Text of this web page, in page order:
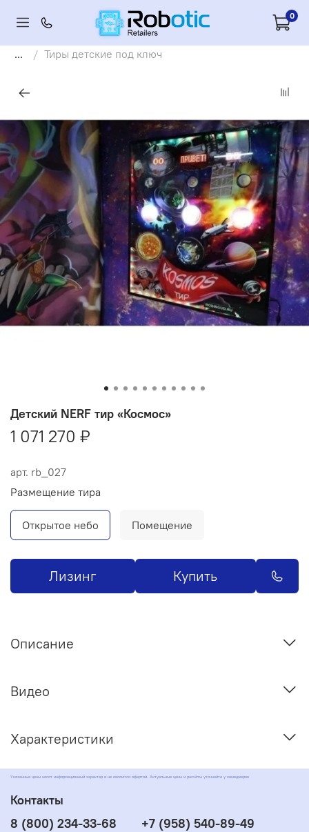
0
... Тиры детские под ключ
арт. rb_027
Детский NERF тир «Космос»
1 071 270 ₽
Лизинг Купить
Размещение тира
Открытое небо Помещение
Описание
Видео
Характеристики
Указанные цены носят информационный характер и не являются офертой. Актуальные цены и расчёты уточняйте у менеджеров
Контакты
8 (800) 234-33-68
+7 (958) 540-89-49